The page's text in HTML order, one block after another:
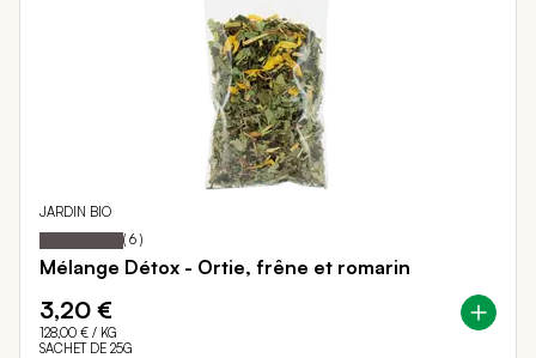
JARDIN BIO
Notation: 100
% of
( 6 )
Mélange Détox - Ortie, frêne et romarin
3,20 €
128,00 € / KG
SACHET DE 25G